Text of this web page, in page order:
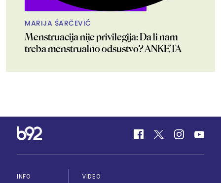
MARIJA ŠARČEVIĆ
Menstruacija nije privilegija: Da li nam
treba menstrualno odsustvo? ANKETA
INFO
VIDEO